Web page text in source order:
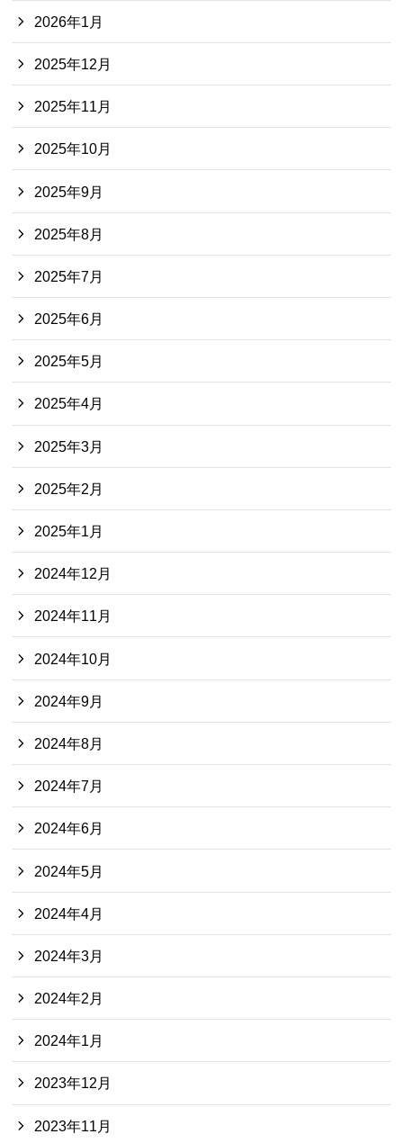
2026年1月
2025年12月
2025年11月
2025年10月
2025年9月
2025年8月
2025年7月
2025年6月
2025年5月
2025年4月
2025年3月
2025年2月
2025年1月
2024年12月
2024年11月
2024年10月
2024年9月
2024年8月
2024年7月
2024年6月
2024年5月
2024年4月
2024年3月
2024年2月
2024年1月
2023年12月
2023年11月